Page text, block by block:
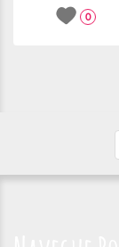
0